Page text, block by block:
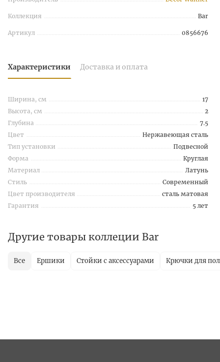
Коллекция Bar
Артикул 0856676
Характеристики Доставка и оплата
Ширина, см
17
Высота, см
2
Глубина
7.5
Цвет
Нержавеющая сталь
Тип установки
Подвесной
Форма
Круглая
Материал
Латунь
Стиль
Современный
Цвет производителя
сталь матовая
Гарантия
5 лет
Другие товары коллеции Bar
Все Ершики Стойки с аксессуарами Крючки для